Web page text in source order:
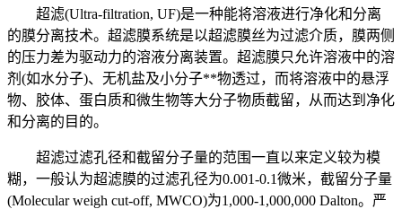
超滤(Ultra-filtration, UF)是一种能将溶液进行净化和分离
的膜分离技术。超滤膜系统是以超滤膜丝为过滤介质，膜两侧
的压力差为驱动力的溶液分离装置。超滤膜只允许溶液中的溶
剂(如水分子)、无机盐及小分子**物透过，而将溶液中的悬浮
物、胶体、蛋白质和微生物等大分子物质截留，从而达到净化
和分离的目的。
超滤过滤孔径和截留分子量的范围一直以来定义较为模
糊，一般认为超滤膜的过滤孔径为0.001-0.1微米，截留分子量
(Molecular weigh cut-off, MWCO)为1,000-1,000,000 Dalton。严